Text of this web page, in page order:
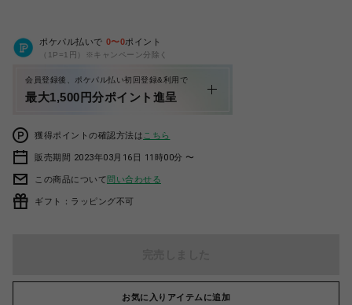
ポケパル払いで 0〜0ポイント
（1P=1円）※キャンペーン分除く
会員登録後、ポケパル払い初回登録&利用で
最大1,500円分ポイント進呈
獲得ポイントの確認方法は こちら
販売期間 2023年03月16日 11時00分 〜
この商品について問い合わせる
ギフト：ラッピング不可
お気に入りアイテムに追加